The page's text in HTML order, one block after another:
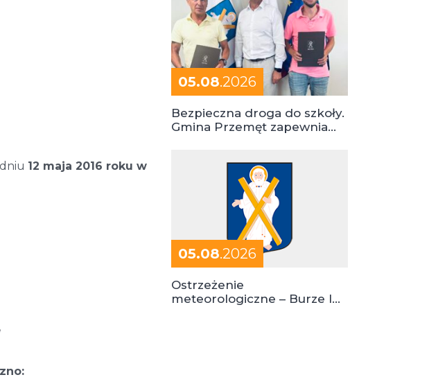
12 maja 2016 roku w
05.08.2026
Bezpieczna droga do szkoły.
Gmina Przemęt zapewnia
05.08.2026
Ostrzeżenie
meteorologiczne – Burze I